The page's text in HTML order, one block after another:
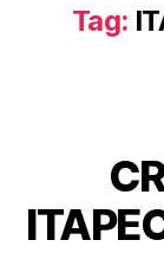
Tag: